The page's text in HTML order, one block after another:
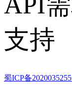
支持
蜀ICP备